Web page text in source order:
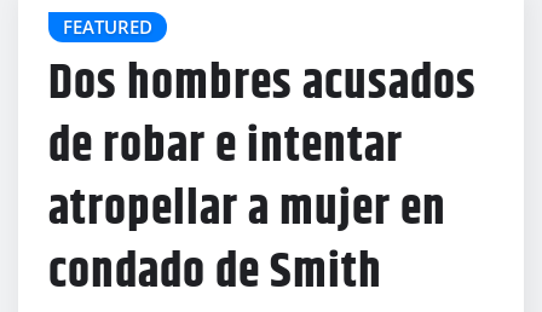
FEATURED
Dos hombres acusados
de robar e intentar
atropellar a mujer en
condado de Smith